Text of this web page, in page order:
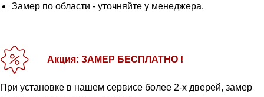
Замер по области - уточняйте у менеджера.
Акция: ЗАМЕР БЕСПЛАТНО !
При установке в нашем сервисе более 2-х дверей, замер